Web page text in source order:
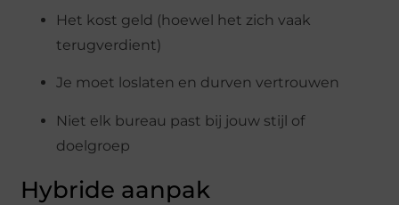
Het kost geld (hoewel het zich vaak
terugverdient)
Je moet loslaten en durven vertrouwen
Niet elk bureau past bij jouw stijl of
doelgroep
Hybride aanpak